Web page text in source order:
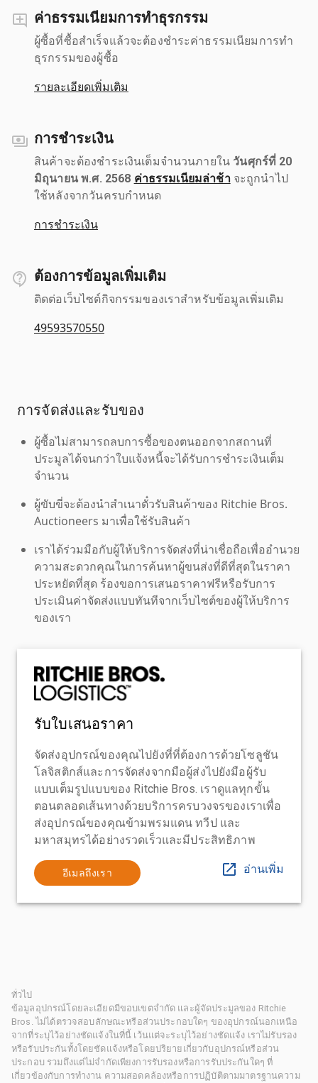
ค่าธรรมเนียมการทำธุรกรรม
ผู้ซื้อที่ซื้อสำเร็จแล้วจะต้องชำระค่าธรรมเนียมการทำ
ธุรกรรมของผู้ซื้อ
รายละเอียดเพิ่มเติม
การชำระเงิน
สินค้าจะต้องชำระเงินเต็มจำนวนภายใน วันศุกร์ที่ 20
มิถุนายน พ.ศ. 2568 ค่าธรรมเนียมล่าช้าจะถูกนำไป
ใช้หลังจากวันครบกำหนด
การชำระเงิน
ต้องการข้อมูลเพิ่มเติม
ติดต่อเว็บไซต์กิจกรรมของเราสำหรับข้อมูลเพิ่มเติม
49593570550
การจัดส่งและรับของ
ผู้ซื้อไม่สามารถลบการซื้อของตนออกจากสถานที่
ประมูลได้จนกว่าใบแจ้งหนี้จะได้รับการชำระเงินเต็ม
จำนวน
ผู้ขับขี่จะต้องนำสำเนาตั๋วรับสินค้าของ Ritchie Bros.
Auctioneers มาเพื่อใช้รับสินค้า
เราได้ร่วมมือกับผู้ให้บริการจัดส่งที่น่าเชื่อถือเพื่ออำนวย
ความสะดวกคุณในการค้นหาผู้ขนส่งที่ดีที่สุดในราคา
ประหยัดที่สุด ร้องขอการเสนอราคาฟรีหรือรับการ
ประเมินค่าจัดส่งแบบทันทีจากเว็บไซต์ของผู้ให้บริการ
ของเรา
รับใบเสนอราคา
จัดส่งอุปกรณ์ของคุณไปยังที่ที่ต้องการด้วยโซลูชัน
โลจิสติกส์และการจัดส่งจากมือผู้ส่งไปยังมือผู้รับ
แบบเต็มรูปแบบของ Ritchie Bros. เราดูแลทุกขั้น
ตอนตลอดเส้นทางด้วยบริการครบวงจรของเราเพื่อ
ส่งอุปกรณ์ของคุณข้ามพรมแดน ทวีป และ
มหาสมุทรได้อย่างรวดเร็วและมีประสิทธิภาพ
อีเมลถึงเรา อ่านเพิ่ม
ทั่วไป
ข้อมูลอุปกรณ์โดยละเอียดมีขอบเขตจำกัด และผู้จัดประมูลของ Ritchie
Bros. ไม่ได้ตรวจสอบลักษณะหรือส่วนประกอบใดๆ ของอุปกรณ์นอกเหนือ
จากที่ระบุไว้อย่างชัดแจ้งในที่นี้ เว้นแต่จะระบุไว้อย่างชัดแจ้ง เราไม่รับรอง
หรือรับประกันทั้งโดยชัดแจ้งหรือโดยปริยายเกี่ยวกับอุปกรณ์หรือส่วน
ประกอบ รวมถึงแต่ไม่จำกัดเพียงการรับรองหรือการรับประกันใดๆ ที่
เกี่ยวข้องกับการทำงาน ความสอดคล้องหรือการปฏิบัติตามมาตรฐานความ